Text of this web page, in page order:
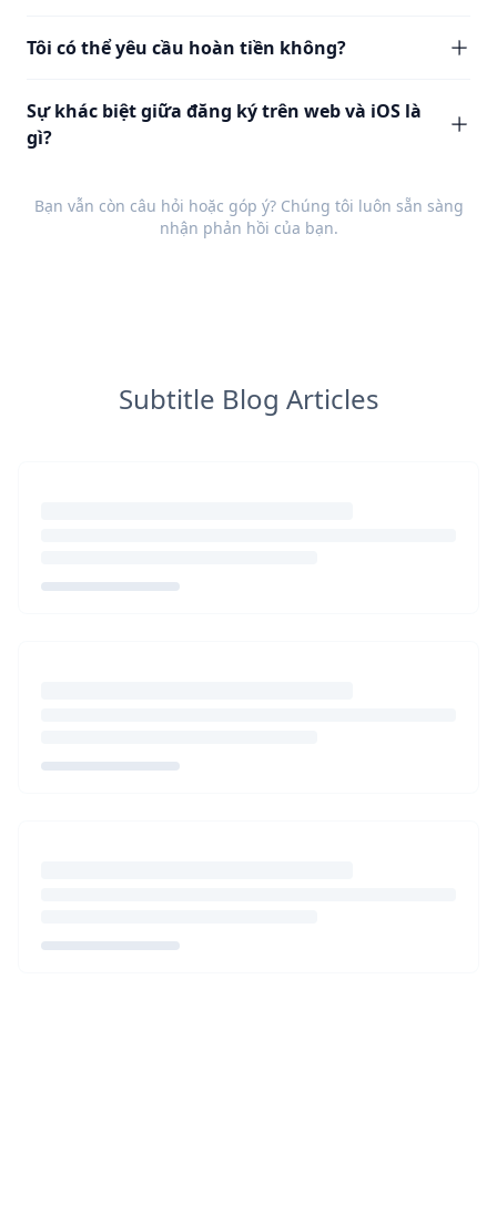
Tôi có thể yêu cầu hoàn tiền không?
Sự khác biệt giữa đăng ký trên web và iOS là
gì?
Bạn vẫn còn câu hỏi hoặc góp ý? Chúng tôi luôn sẵn sàng
nhận phản hồi của bạn.
Subtitle Blog Articles